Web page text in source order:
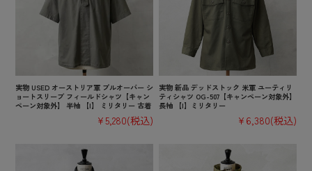
実物 USED オーストリア軍 プルオーバー シ
ョートスリーブ フィールドシャツ【キャン
ペーン対象外】 半袖 【I】 ミリタリー 古着
¥5,280(税込)
実物 新品 デッドストック 米軍 ユーティリ
ティシャツ OG-507【キャンペーン対象外】
長袖 【I】ミリタリー
¥6,380(税込)